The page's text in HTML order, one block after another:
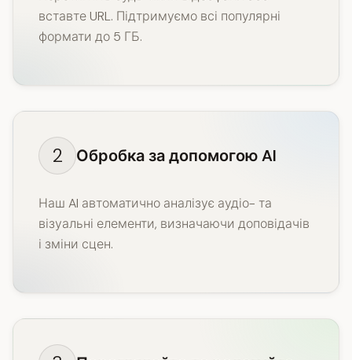
вставте URL. Підтримуємо всі популярні
формати до 5 ГБ.
2 Обробка за допомогою AI
Наш AI автоматично аналізує аудіо- та
візуальні елементи, визначаючи доповідачів
і зміни сцен.